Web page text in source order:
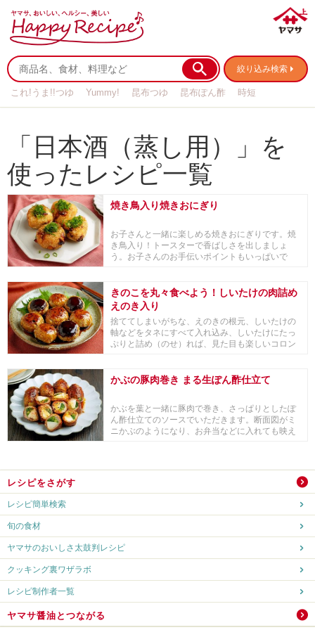
絞り込み検索
これ!うま!!つゆ Yummy! 昆布つゆ 昆布ぽん酢
時短
「日本酒（蒸し用）」を
使ったレシピ一覧
焼き鳥入り焼きおにぎり
お子さんと一緒に楽しめる焼きおにぎりです。焼
き鳥入り！トースターで香ばしさを出しましょ
う。お子さんのお手伝いポイントもいっぱいで
きのこを丸々食べよう！しいたけの肉詰め
えのき入り
捨ててしまいがちな、えのきの根元、しいたけの
軸などをタネにすべて入れ込み、しいたけにたっ
ぷりと詰め（のせ）れば、見た目も楽しいコロン
かぶの豚肉巻き まる生ぽん酢仕立て
かぶを葉と一緒に豚肉で巻き、さっぱりとしたぽ
ん酢仕立てのソースでいただきます。断面図がミ
ニかぶのようになり、お弁当などに入れても映え
レシピをさがす
レシピ簡単検索
旬の食材
ヤマサのおいしさ太鼓判レシピ
クッキング裏ワザラボ
レシピ制作者一覧
ヤマサ醤油とつながる